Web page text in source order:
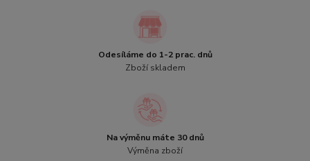
Odesíláme do 1-2 prac. dnů
Zboží skladem
Na výměnu máte 30 dnů
Výměna zboží